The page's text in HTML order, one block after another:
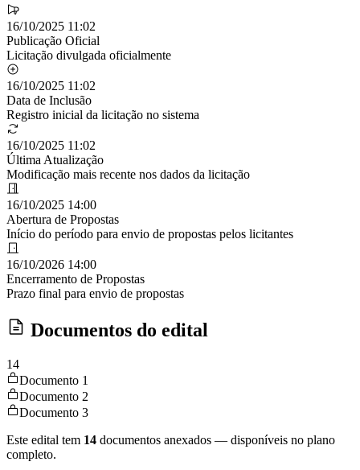
16/10/2025 11:02
Publicação Oficial
Licitação divulgada oficialmente
16/10/2025 11:02
Data de Inclusão
Registro inicial da licitação no sistema
16/10/2025 11:02
Última Atualização
Modificação mais recente nos dados da licitação
16/10/2025 14:00
Abertura de Propostas
Início do período para envio de propostas pelos licitantes
16/10/2026 14:00
Encerramento de Propostas
Prazo final para envio de propostas
Documentos do edital
14
Documento 1
Documento 2
Documento 3
Este edital tem 14 documentos anexados — disponíveis no plano
completo.